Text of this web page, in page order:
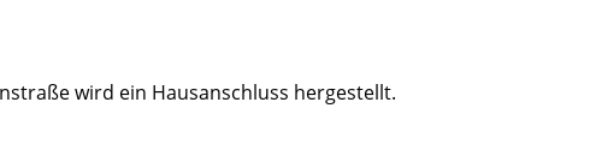
wird ein Hausanschluss hergestellt.